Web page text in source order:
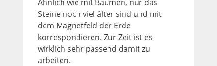
Ähnlich wie mit Bäumen, nur das
Steine noch viel älter sind und mit
dem Magnetfeld der Erde
korrespondieren. Zur Zeit ist es
wirklich sehr passend damit zu
arbeiten.